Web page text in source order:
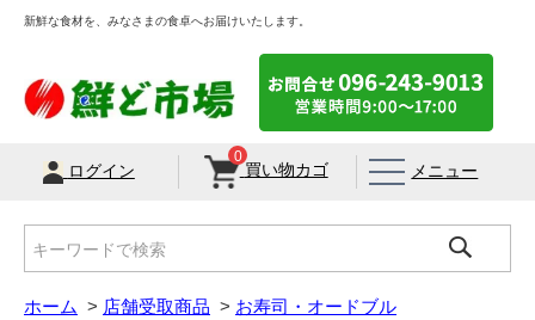
新鮮な食材を、みなさまの食卓へお届けいたします。
ログイン 買い物カゴ
0
メニュー
ホーム > 店舗受取商品 > お寿司・オードブル